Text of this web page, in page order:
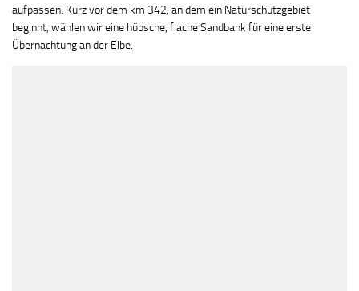
aufpassen. Kurz vor dem km 342, an dem ein Naturschutzgebiet
beginnt, wählen wir eine hübsche, flache Sandbank für eine erste
Übernachtung an der Elbe.